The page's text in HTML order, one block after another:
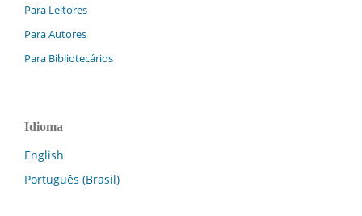
Para Leitores
Para Autores
Para Bibliotecários
Idioma
English
Português (Brasil)